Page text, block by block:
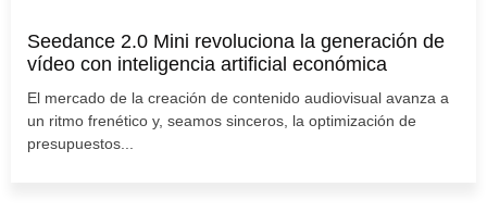
Seedance 2.0 Mini revoluciona la generación de
vídeo con inteligencia artificial económica
El mercado de la creación de contenido audiovisual avanza a
un ritmo frenético y, seamos sinceros, la optimización de
presupuestos...